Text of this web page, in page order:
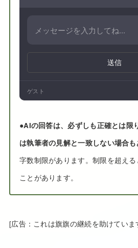
送信
ゲスト
●AIの回答は、必ずしも正確とは限
は執筆者の見解と一致しない場合も
字数制限があります。制限を超え
ことがあります。
[広告：これは旗旗の継続を助けていま